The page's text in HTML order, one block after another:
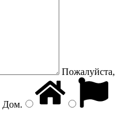
Пожалуйста,
Дом.